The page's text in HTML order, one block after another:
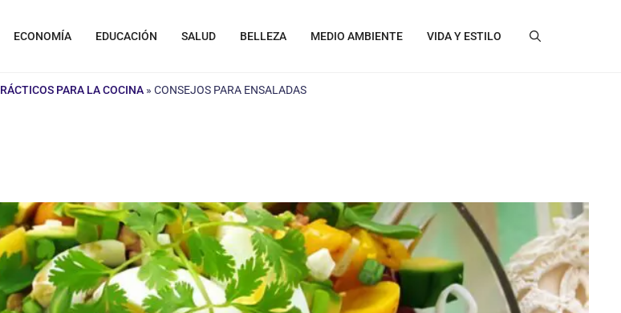
ECONOMÍA EDUCACIÓN SALUD BELLEZA MEDIO AMBIENTE VIDA Y ESTILO
PARA LA COCINA » CONSEJOS PARA ENSALADAS